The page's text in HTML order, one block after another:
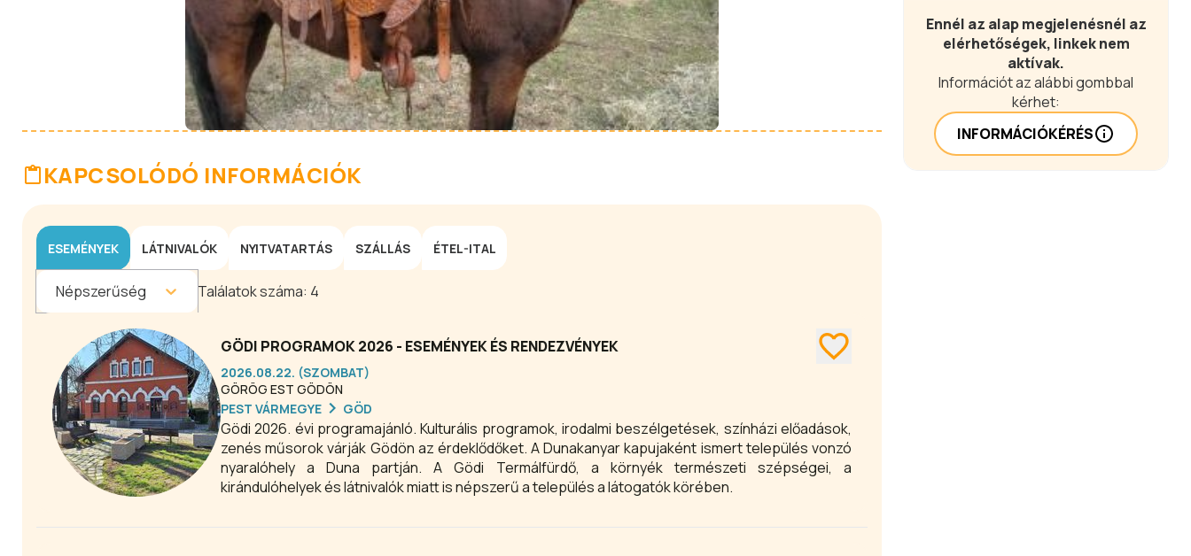
KAPCSOLÓDÓ INFORMÁCIÓK
ESEMÉNYEK LÁTNIVALÓK NYITVATARTÁS SZÁLLÁS ÉTEL-ITAL
Népszerűség Találatok száma: 4
GÖDI PROGRAMOK 2026 - ESEMÉNYEK ÉS RENDEZVÉNYEK
2026.08.22. (SZOMBAT)
GÖRÖG EST GÖDÖN
PEST VÁRMEGYE
GÖD
Gödi 2026. évi programajánló. Kulturális programok, irodalmi beszélgetések, színházi előadások,
zenés műsorok várják Gödön az érdeklődőket. A Dunakanyar kapujaként ismert település vonzó
nyaralóhely a Duna partján. A Gödi Termálfürdő, a környék természeti szépségei, a
kirándulóhelyek és látnivalók miatt is népszerű a település a látogatók körében.
Ennél az alap megjelenésnél az
elérhetőségek, linkek nem
aktívak.
Információt az alábbi gombbal
kérhet:
INFORMÁCIÓKÉRÉS